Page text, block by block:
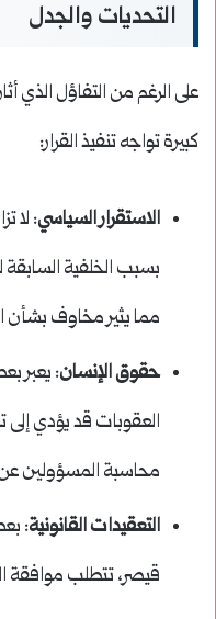
التحديات والجدل
على الرغم من التفاؤل الذي
كبيرة تواجه تنفيذ القرار:
الاستقرار السياسي: لا
بسبب الخلفية
مما يثير مخاوف بشأن
حقوق الإنسان: يعبر
العقوبات قد يؤدي
محاسبة المسؤولين
التعقيدات القانونية:
قيصر، تتطلب موافقة